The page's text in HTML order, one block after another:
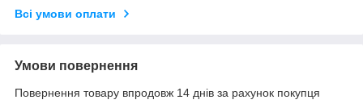
Всі умови оплати
Умови повернення
Повернення товару впродовж 14 днів за рахунок покупця